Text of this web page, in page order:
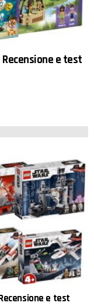
Recensione e test
e test